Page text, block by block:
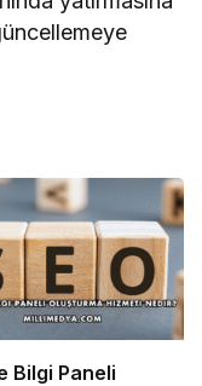
Bilgi Paneli